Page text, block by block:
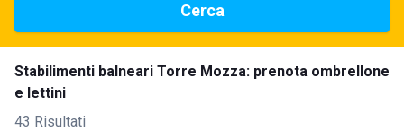
Cerca
Stabilimenti balneari Torre Mozza: prenota ombrellone
e lettini
43 Risultati